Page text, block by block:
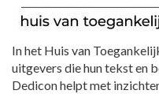
In het Huis van
uitgevers die hun tekst en
Dedicon helpt met